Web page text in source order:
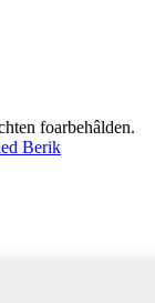
foarbehâlden.
Berik